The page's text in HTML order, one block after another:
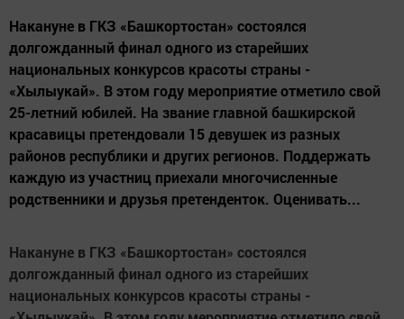
Накануне в ГКЗ «Башкортостан» состоялся
долгожданный финал одного из старейших
национальных конкурсов красоты страны -
«Хылыукай». В этом году мероприятие отметило свой
25-летний юбилей. На звание главной башкирской
красавицы претендовали 15 девушек из разных
районов республики и других регионов. Поддержать
каждую из участниц приехали многочисленные
родственники и друзья претенденток. Оценивать...
Накануне в ГКЗ «Башкортостан» состоялся
долгожданный финал одного из старейших
национальных конкурсов красоты страны -